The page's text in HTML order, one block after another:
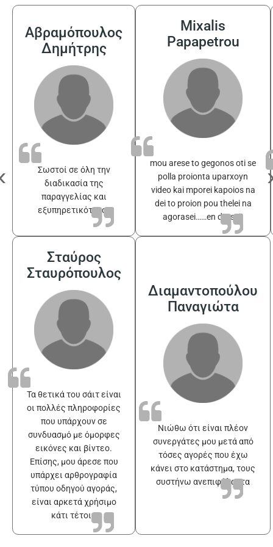
Αβραμόπουλος
Δημήτρης
Σωστοί σε όλη την
διαδικασία της
παραγγελίας και
εξυπηρετικότατοι
Mixalis
Papapetrou
mou arese to gegonos oti se
polla proionta uparxoyn
video kai mporei kapoios na
dei to proion pou thelei na
agorasei……en drasei!
Σταύρος
Σταυρόπουλος
Τα θετικά του σάιτ είναι
οι πολλές πληροφορίες
που υπάρχουν σε
συνδυασμό με όμορφες
εικόνες και βίντεο.
Επίσης, μου άρεσε που
υπάρχει αρθρογραφία
τύπου οδηγού αγοράς,
είναι αρκετά χρήσιμο
κάτι τέτοιο
Διαμαντοπούλου
Παναγιώτα
Νιώθω ότι είναι πλέον
συνεργάτες μου μετά από
τόσες αγορές που έχω
κάνει στο κατάστημα, τους
συστήνω ανεπιφύλακτα